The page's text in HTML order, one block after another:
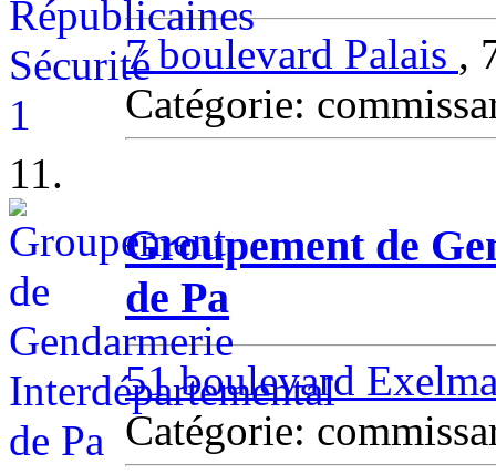
7 boulevard Palais ,
Catégorie:
11.
Groupement de
de Pa
51 boulevard
Catégorie: